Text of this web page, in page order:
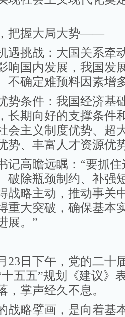
握大局大势——
挑战：大国关系牵
响国内发展，我国发
不确定难预料因素增
条件：我国经济基
长期向好的支撑条件
会主义制度优势、超
势、丰富人才资源优
高瞻远瞩：“要抓住
破除瓶颈制约、补强
战略主动，推动事关
重大突破，确保基本
展。”
日下午，党的二十
五五”规划《建议》
，掌声经久不息。
略擘画，是向着基